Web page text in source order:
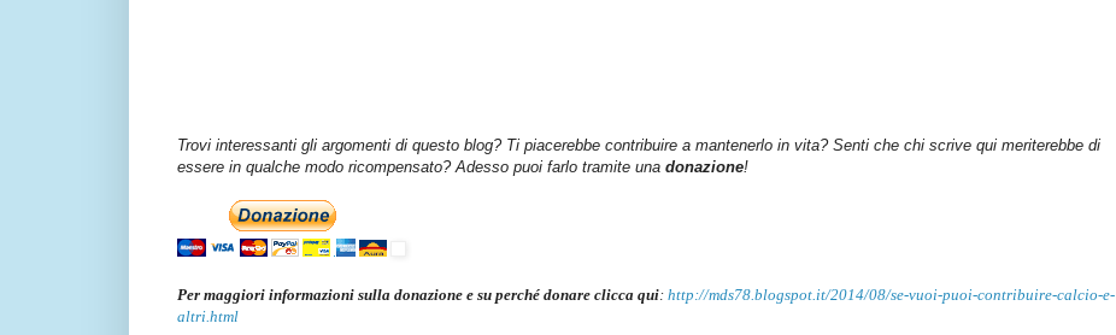
Trovi interessanti gli argomenti di questo blog? Ti piacerebbe contribuire a mantenerlo in vita? Senti che chi scrive qui meriterebbe di
essere in qualche modo ricompensato? Adesso puoi farlo tramite una donazione!
Per maggiori informazioni sulla donazione e su perché donare clicca qui: http://mds78.blogspot.it/2014/08/se-vuoi-puoi-contribuire-calcio-e-
altri.html